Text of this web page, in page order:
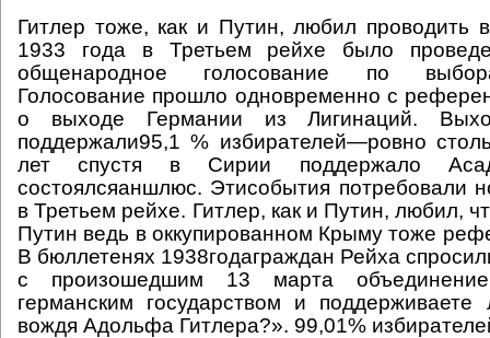
Гитлер тоже, как и Путин, любил проводить
1933 года в Третьем рейхе было
общенародное голосование по
Голосование прошло одновременно с
о выходе Германии из Лигинаций.
поддержали95,1 % избирателей—ровно
лет спустя в Сирии поддержало
состоялсяаншлюс. Этисобытия потребовали
в Третьем рейхе. Гитлер, как и Путин, любил,
Путин ведь в оккупированном Крыму тоже
В бюллетенях 1938годаграждан Рейха
с произошедшим 13 марта
германским государством и
вождя Адольфа Гитлера?». 99,01%